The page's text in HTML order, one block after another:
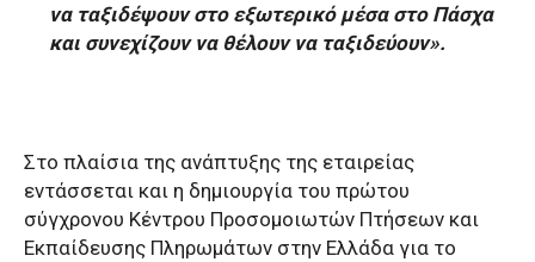
να ταξιδέψουν στο εξωτερικό μέσα στο Πάσχα
και συνεχίζουν να θέλουν να ταξιδεύουν».
Στο πλαίσια της ανάπτυξης της εταιρείας
εντάσσεται και η δημιουργία του πρώτου
σύγχρονου Κέντρου Προσομοιωτών Πτήσεων και
Εκπαίδευσης Πληρωμάτων στην Ελλάδα για το